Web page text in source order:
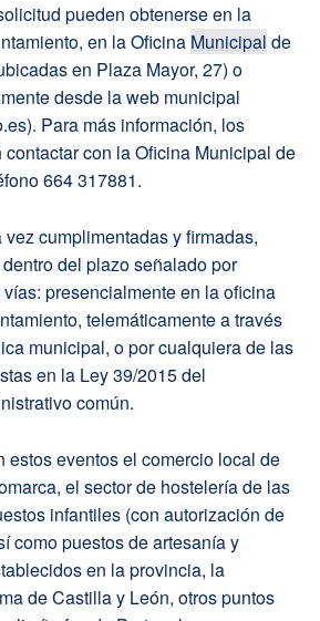
pueden obtenerse en la
en la Oficina Municipal de
en Plaza Mayor, 27) o
desde la web municipal
Para más información, los
con la Oficina Municipal de
664 317881.
cumplimentadas y firmadas,
del plazo señalado por
presencialmente en la oficina
telemáticamente a través
municipal, o por cualquiera de las
en la Ley 39/2015 del
común.
estos eventos el comercio local de
el sector de hostelería de las
infantiles (con autorización de
como puestos de artesanía y
en la provincia, la
de Castilla y León, otros puntos